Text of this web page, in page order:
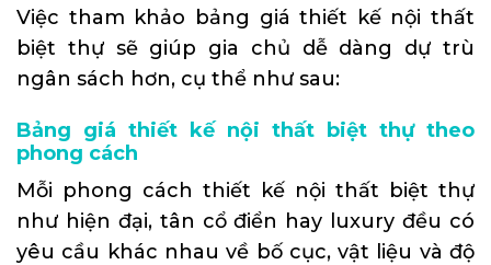
Việc tham khảo bảng giá thiết kế nội thất
biệt thự sẽ giúp gia chủ dễ dàng dự trù
ngân sách hơn, cụ thể như sau:
Bảng giá thiết kế nội thất biệt thự theo
phong cách
Mỗi phong cách thiết kế nội thất biệt thự
như hiện đại, tân cổ điển hay luxury đều có
yêu cầu khác nhau về bố cục, vật liệu và độ